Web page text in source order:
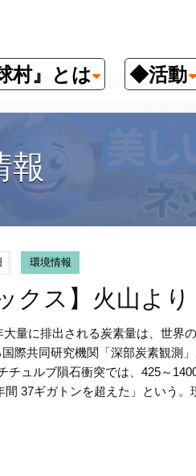
村』とは ◆活動
環境情報 【環境トピック
報
環境情報
クス】火山よ
量に排出される炭素量は、世界
際共同研究機関「深部炭素観測
チュルブ隕石衝突では、425～
間 37ギガトンを超えた」という